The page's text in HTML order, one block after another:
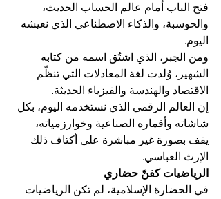
فتح الباب أمام عالم الحساب الحديث،
والحوسبة، والذكاء الاصطناعي الذي نعيشه
اليوم.
ومن الجبر، الذي اشتُق اسمه من كتابه
الشهير، وُلدت لغة المعادلات التي تنظّم
الاقتصاد والهندسة والفيزياء الحديثة.
إن العالم الرقمي الذي نستخدمه اليوم، بكل
شاشاته وأقماره الصناعية وخوارزمياته،
يقف بصورة غير مباشرة على أكتاف ذلك
الإرث العباسي.
الرياضيات كفنّ حضاري
في الحضارة الإسلامية، لم تكن الرياضيات